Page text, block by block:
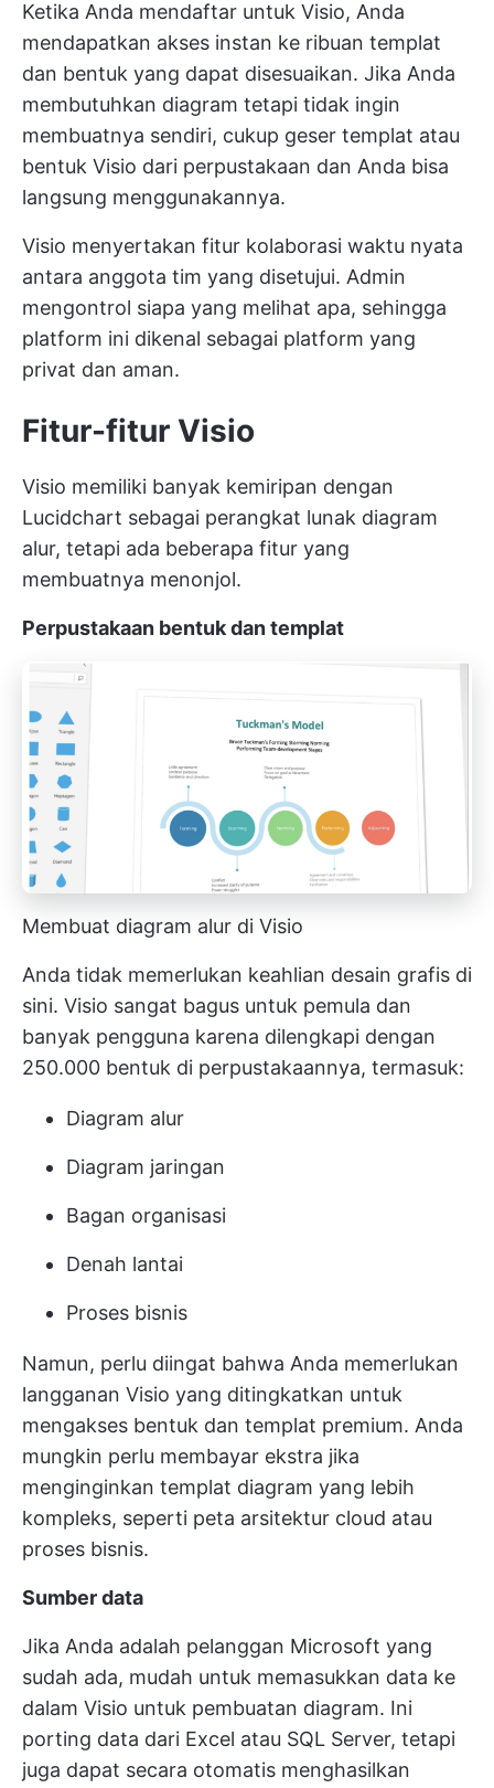
Ketika Anda mendaftar untuk Visio, Anda
mendapatkan akses instan ke ribuan templat
dan bentuk yang dapat disesuaikan. Jika Anda
membutuhkan diagram tetapi tidak ingin
membuatnya sendiri, cukup geser templat atau
bentuk Visio dari perpustakaan dan Anda bisa
langsung menggunakannya.
Visio menyertakan fitur kolaborasi waktu nyata
antara anggota tim yang disetujui. Admin
mengontrol siapa yang melihat apa, sehingga
platform ini dikenal sebagai platform yang
privat dan aman.
Fitur-fitur Visio
Visio memiliki banyak kemiripan dengan
Lucidchart sebagai perangkat lunak diagram
alur, tetapi ada beberapa fitur yang
membuatnya menonjol.
Perpustakaan bentuk dan templat
Membuat diagram alur di Visio
Anda tidak memerlukan keahlian desain grafis di
sini. Visio sangat bagus untuk pemula dan
banyak pengguna karena dilengkapi dengan
250.000 bentuk di perpustakaannya, termasuk:
Diagram alur
Diagram jaringan
Bagan organisasi
Denah lantai
Proses bisnis
Namun, perlu diingat bahwa Anda memerlukan
langganan Visio yang ditingkatkan untuk
mengakses bentuk dan templat premium. Anda
mungkin perlu membayar ekstra jika
menginginkan templat diagram yang lebih
kompleks, seperti peta arsitektur cloud atau
proses bisnis.
Sumber data
Jika Anda adalah pelanggan Microsoft yang
sudah ada, mudah untuk memasukkan data ke
dalam Visio untuk pembuatan diagram. Ini
porting data dari Excel atau SQL Server, tetapi
juga dapat secara otomatis menghasilkan